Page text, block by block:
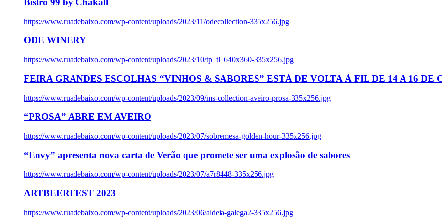
Bistro 99 by Chakall
https://www.ruadebaixo.com/wp-content/uploads/2023/11/odecollection-335x256.jpg
ODE WINERY
https://www.ruadebaixo.com/wp-content/uploads/2023/10/tp_tl_640x360-335x256.jpg
FEIRA GRANDES ESCOLHAS “VINHOS & SABORES” ESTÁ DE VOLTA À FIL DE 14 A 16 DE
https://www.ruadebaixo.com/wp-content/uploads/2023/09/ms-collection-aveiro-prosa-335x256.jpg
“PROSA” ABRE EM AVEIRO
https://www.ruadebaixo.com/wp-content/uploads/2023/07/sobremesa-golden-hour-335x256.jpg
“Envy” apresenta nova carta de Verão que promete ser uma explosão de sabores
https://www.ruadebaixo.com/wp-content/uploads/2023/07/a7r8448-335x256.jpg
ARTBEERFEST 2023
https://www.ruadebaixo.com/wp-content/uploads/2023/06/aldeia-galega2-335x256.jpg